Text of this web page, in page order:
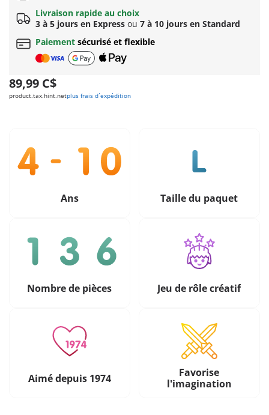
Livraison rapide au choix
3 à 5 jours en Express ou 7 à 10 jours en Standard
Paiement sécurisé et flexible
89,99 C$
product.tax.hint.netplus frais d´expédition
Ans Taille du paquet
Nombre de pièces Jeu de rôle créatif
Aimé depuis 1974
Favorise
l'imagination